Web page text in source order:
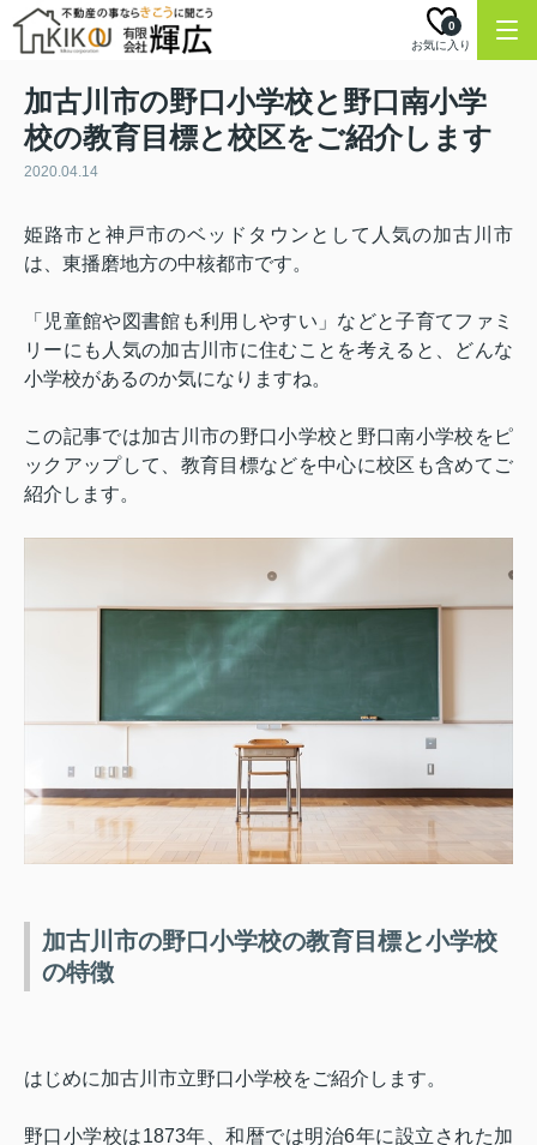
お気に入り
0
加古川市の野口小学校と野口南小学
校の教育目標と校区をご紹介します
2020.04.14
姫路市と神戸市のベッドタウンとして人気の加古川市
は、東播磨地方の中核都市です。
「児童館や図書館も利用しやすい」などと子育てファミ
リーにも人気の加古川市に住むことを考えると、どんな
小学校があるのか気になりますね。
この記事では加古川市の野口小学校と野口南小学校をピ
ックアップして、教育目標などを中心に校区も含めてご
紹介します。
加古川市の野口小学校の教育目標と小学校
の特徴
はじめに加古川市立野口小学校をご紹介します。
野口小学校は1873年、和暦では明治6年に設立された加